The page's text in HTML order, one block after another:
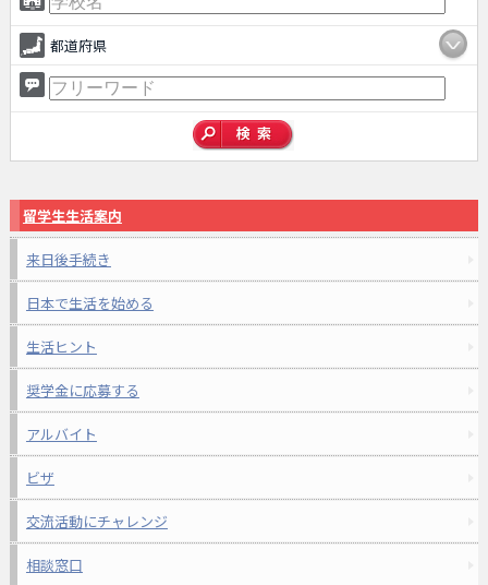
都道府県
留学生生活案内
来日後手続き
日本で生活を始める
生活ヒント
奨学金に応募する
アルバイト
ビザ
交流活動にチャレンジ
相談窓口